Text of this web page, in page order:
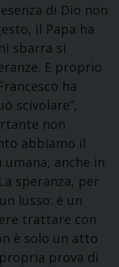
di Dio non
il Papa ha
sbarra si
E proprio
ha
scivolare”,
non
abbiamo il
anche in
speranza, per
lusso: è un
trattare con
è solo un atto
prova di